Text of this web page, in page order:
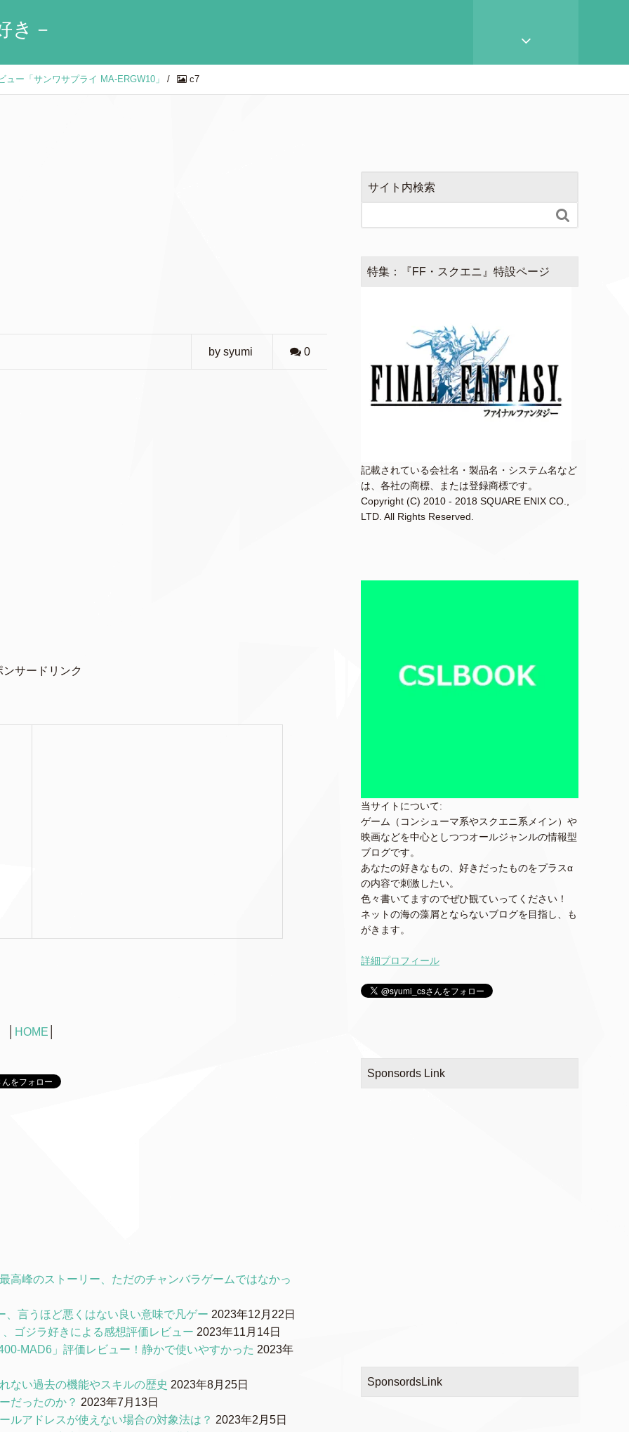
き－
ー「サンワサプライ MA-ERGW10」 / c7
by syumi 0
ンサードリンク
HOME
高峰のストーリー、ただのチャンバラゲームではなかっ
言うほど悪くはない良い意味で凡ゲー 2023年12月22日
ゴジラ好きによる感想評価レビュー 2023年11月14日
MAD6」評価レビュー！静かで使いやすかった 2023年
ない過去の機能やスキルの歴史 2023年8月25日
だったのか？ 2023年7月13日
ルアドレスが使えない場合の対象法は？ 2023年2月5日
サイト内検索

特集：『FF・スクエニ』特設ページ
記載されている会社名・製品名・システム名など
は、各社の商標、または登録商標です。
Copyright (C) 2010 - 2018 SQUARE ENIX CO.,
LTD. All Rights Reserved.
当サイトについて:
ゲーム（コンシューマ系やスクエニ系メイン）や
映画などを中心としつつオールジャンルの情報型
ブログです。
あなたの好きなもの、好きだったものをプラスα
の内容で刺激したい。
色々書いてますのでぜひ観ていってください！
ネットの海の藻屑とならないブログを目指し、も
がきます。
詳細プロフィール
Sponsords Link
SponsordsLink